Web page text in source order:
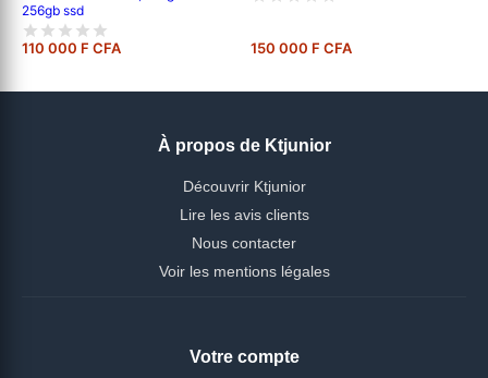
256gb ssd
110 000 F CFA 150 000 F CFA
À propos de Ktjunior
Découvrir Ktjunior
Lire les avis clients
Nous contacter
Voir les mentions légales
Votre compte